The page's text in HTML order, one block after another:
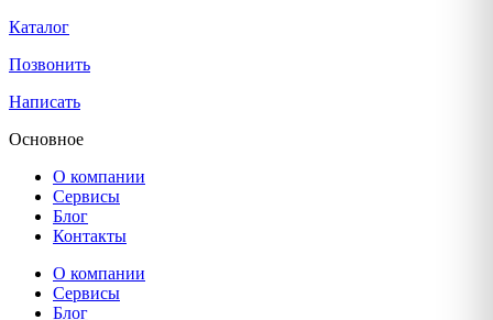
Каталог
Позвонить
Написать
Основное
О компании
Сервисы
Блог
Контакты
О компании
Сервисы
Блог